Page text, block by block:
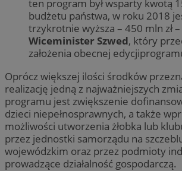
ten program był wsparty kwotą
budżetu państwa, w roku 2018
trzykrotnie wyższa – 450 mln zł –
Wiceminister Szwed, który
założenia obecnej
Oprócz większej ilości środków
realizację jedną z najważniejszych
programu jest zwiększenie
dzieci niepełnosprawnych, a także
możliwości utworzenia żłobka lub
przez jednostki samorządu na
wojewódzkim oraz przez podmioty
prowadzące działalność gospodarczą.